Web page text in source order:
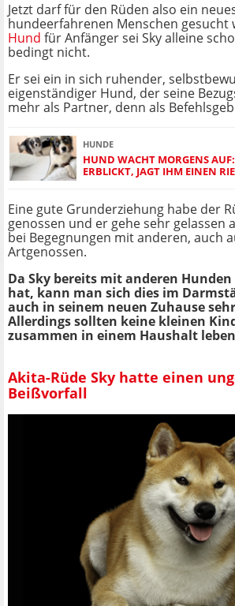
Jetzt darf für den Rüden also ein
hundeerfahrenen Menschen gesucht
Hund für Anfänger sei Sky alleine
bedingt nicht.
Er sei ein in sich ruhender,
eigenständiger Hund, der seine
mehr als Partner, denn als
HUNDE
HUND WACHT MORGENS
ERBLICKT, JAGT IHM EINEN
Eine gute Grunderziehung habe der
genossen und er gehe sehr gelassen
bei Begegnungen mit anderen, auch
Artgenossen.
Da Sky bereits mit anderen
hat, kann man sich dies im
auch in seinem neuen Zuhause
Allerdings sollten keine kleinen
zusammen in einem Haushalt
Akita-Rüde Sky hatte einen
Beißvorfall